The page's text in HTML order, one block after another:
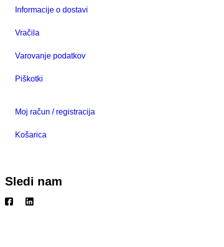
Informacije o dostavi
Vračila
Varovanje podatkov
Piškotki
Moj račun / registracija
Košarica
Sledi nam